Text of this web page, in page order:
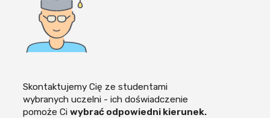
Skontaktujemy Cię ze studentami
wybranych uczelni - ich doświadczenie
pomoże Ciwybrać odpowiedni kierunek.